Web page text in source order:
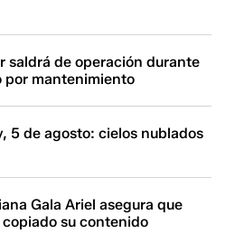
saldrá de operación durante
por mantenimiento
5 de agosto: cielos nublados
Gala Ariel asegura que
copiado su contenido